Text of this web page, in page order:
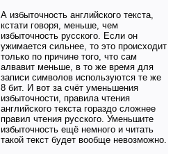
А избыточность английского текста,
кстати говоря, меньше, чем
избыточность русского. Если он
ужимается сильнее, то это происходит
только по причине того, что сам
алвавит меньше, в то же время для
записи символов используются те же
8 бит. И вот за счёт уменьшения
избыточности, правила чтения
английского текста гораздо сложнее
правил чтения русского. Уменьшите
избыточность ещё немного и читать
такой текст будет вообще невозможно.